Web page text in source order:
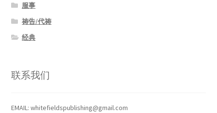
服事
祷告/代祷
经典
联系我们
EMAIL: whitefieldspublishing@gmail.com